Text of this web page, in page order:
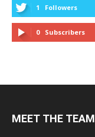
1 Followers
0 Subscribers
MEET THE TEAM